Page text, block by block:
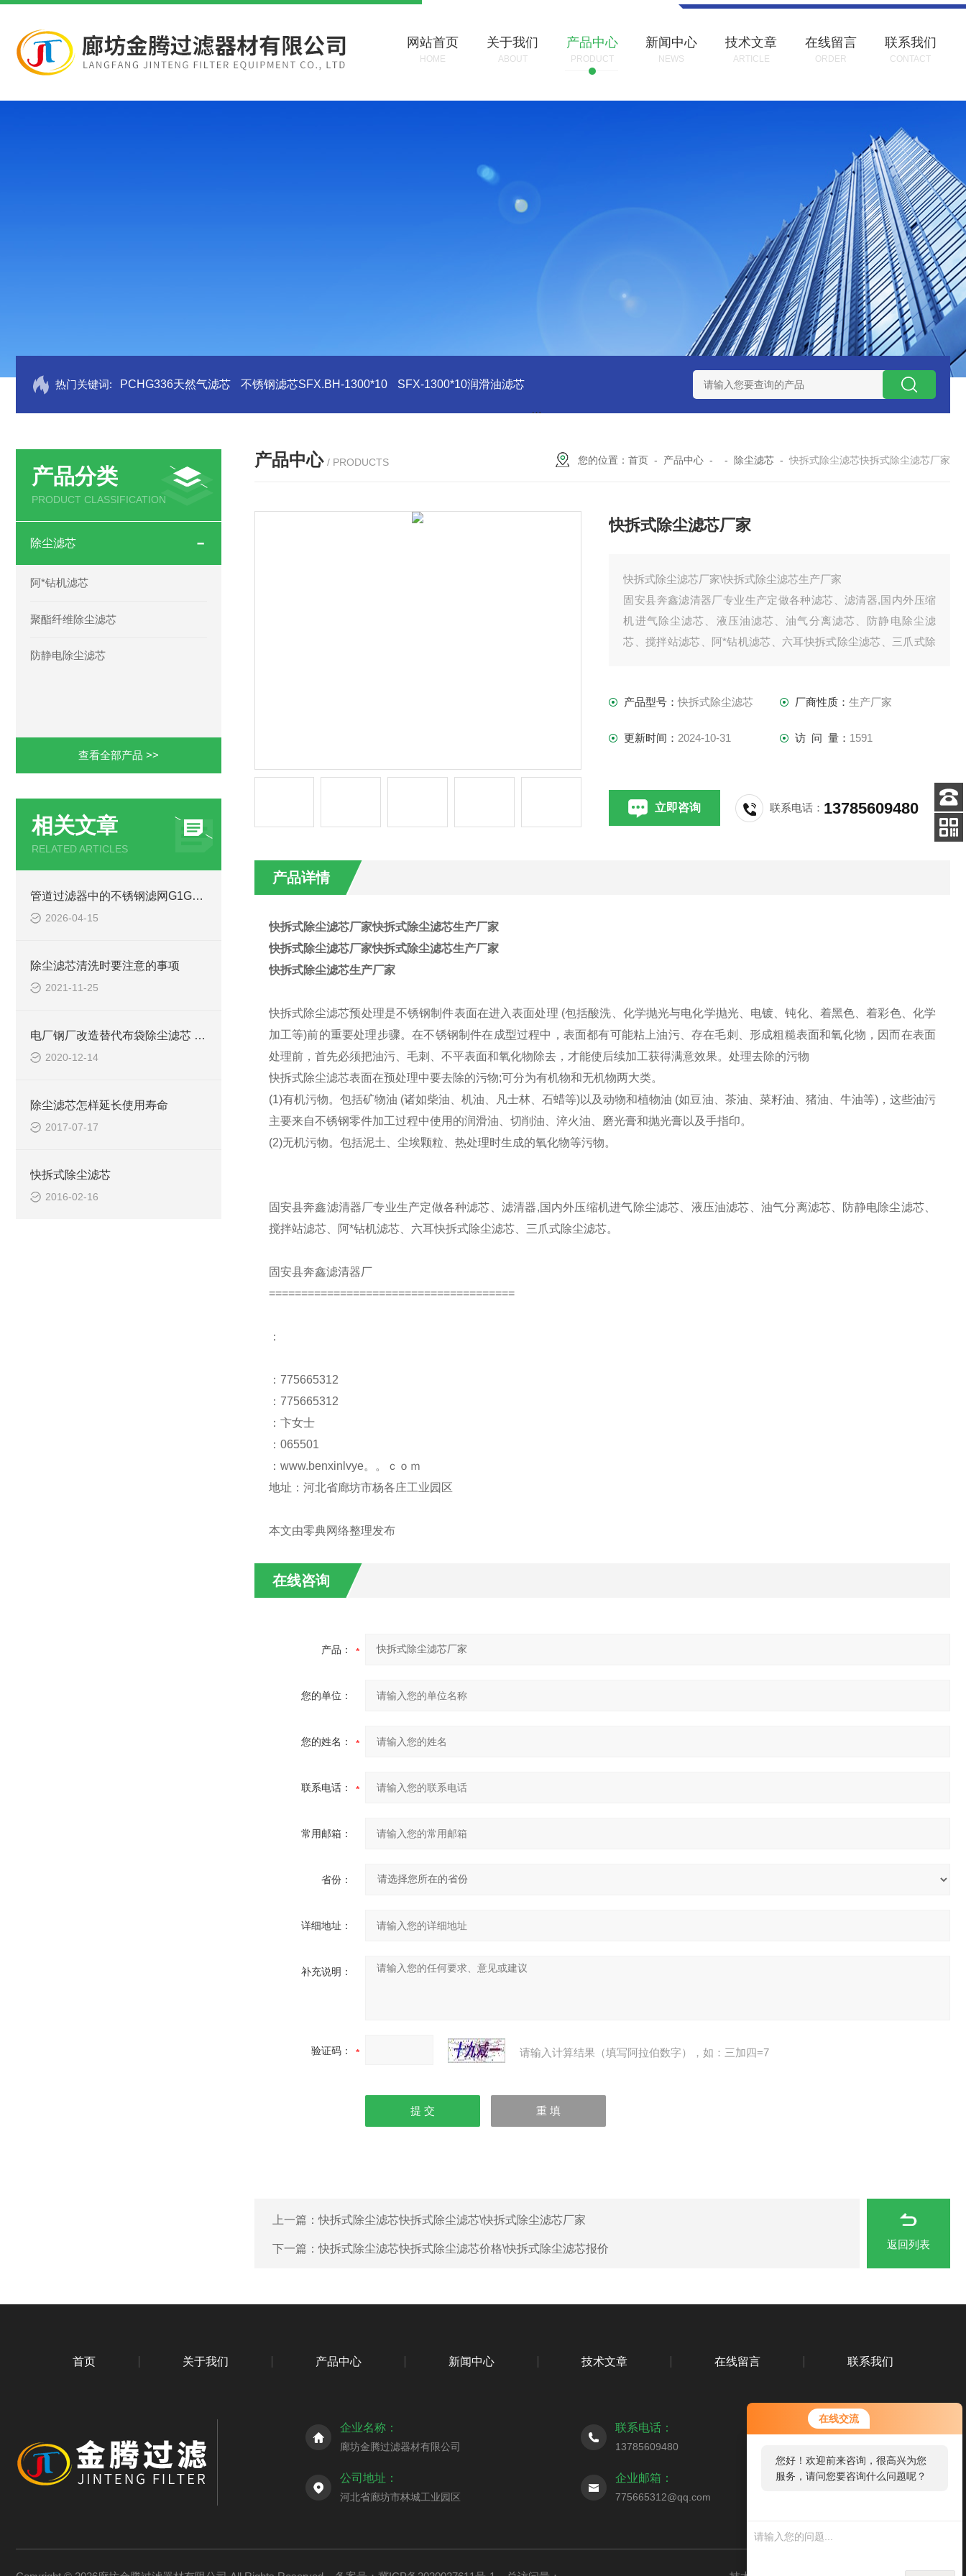
在线交流
您好！欢迎前来咨询，很高兴为您
服务，请问您要咨询什么问题呢？
网站首页
HOME
关于我们
ABOUT
产品中心
PRODUCT
新闻中心
NEWS
技术文章
ARTICLE
在线留言
ORDER
联系我们
CONTACT
热门关键词: PCHG336天然气滤芯 不锈钢滤芯SFX.BH-1300*10 SFX-1300*10润滑油滤芯 300373润滑油滤芯 300373英德诺曼液压油滤芯
产品分类
PRODUCT CLASSIFICATION
除尘滤芯
阿*钻机滤芯
聚酯纤维除尘滤芯
防静电除尘滤芯
查看全部产品 >>
相关文章
RELATED ARTICLES
管道过滤器中的不锈钢滤网G1G1.5安装注意事项
2026-04-15
除尘滤芯清洗时要注意的事项
2021-11-25
电厂钢厂改造替代布袋除尘滤芯 布袋除尘滤芯 除尘器替代布袋常用滤芯介绍
2020-12-14
除尘滤芯怎样延长使用寿命
2017-07-17
快拆式除尘滤芯
2016-02-16
产品中心 / PRODUCTS 您的位置： 首页 - 产品中心 - - 除尘滤芯 -快拆式除尘滤芯快拆式除尘滤芯厂家
快拆式除尘滤芯厂家
快拆式除尘滤芯厂家\快拆式除尘滤芯生产厂家
固安县奔鑫滤清器厂专业生产定做各种滤芯、滤清器,国内外压缩
机进气除尘滤芯、液压油滤芯、油气分离滤芯、防静电除尘滤
芯、搅拌站滤芯、阿*钻机滤芯、六耳快拆式除尘滤芯、三爪式除
产品型号：快拆式除尘滤芯 厂商性质： 生产厂家
更新时间： 2024-10-31 访 问 量： 1591
立即咨询 联系电话： 13785609480
产品详情
快拆式除尘滤芯厂家快拆式除尘滤芯生产厂家
快拆式除尘滤芯厂家快拆式除尘滤芯生产厂家
快拆式除尘滤芯生产厂家
快拆式除尘滤芯预处理是不锈钢制件表面在进入表面处理 (包括酸洗、化学抛光与电化学抛光、电镀、钝化、着黑色、着彩色、化学
加工等)前的重要处理步骤。在不锈钢制件在成型过程中，表面都有可能粘上油污、存在毛刺、形成粗糙表面和氧化物，因而在表面
处理前，首先必须把油污、毛刺、不平表面和氧化物除去，才能使后续加工获得满意效果。处理去除的污物
快拆式除尘滤芯表面在预处理中要去除的污物;可分为有机物和无机物两大类。
(1)有机污物。包括矿物油 (诸如柴油、机油、凡士林、石蜡等)以及动物和植物油 (如豆油、茶油、菜籽油、猪油、牛油等)，这些油污
主要来自不锈钢零件加工过程中使用的润滑油、切削油、淬火油、磨光膏和抛光膏以及手指印。
(2)无机污物。包括泥土、尘埃颗粒、热处理时生成的氧化物等污物。
固安县奔鑫滤清器厂专业生产定做各种滤芯、滤清器,国内外压缩机进气除尘滤芯、液压油滤芯、油气分离滤芯、防静电除尘滤芯、
搅拌站滤芯、阿*钻机滤芯、六耳快拆式除尘滤芯、三爪式除尘滤芯。
固安县奔鑫滤清器厂
======================================
：
：775665312
：775665312
：卞女士
：065501
：www.benxinlvye。。ｃｏｍ
地址：河北省廊坊市杨各庄工业园区
本文由零典网络整理发布
在线咨询
产品：
您的单位：
您的姓名：
联系电话：
常用邮箱：
省份：
详细地址：
补充说明：
验证码： 请输入计算结果（填写阿拉伯数字），如：三加四=7
上一篇：快拆式除尘滤芯快拆式除尘滤芯\快拆式除尘滤芯厂家
下一篇：快拆式除尘滤芯快拆式除尘滤芯价格\快拆式除尘滤芯报价 返回列表
首页 关于我们 产品中心 新闻中心 技术文章 在线留言 联系我们
企业名称：
廊坊金腾过滤器材有限公司
联系电话：
13785609480
公司地址：
河北省廊坊市林城工业园区
企业邮箱：
775665312@qq.com
客服
电话